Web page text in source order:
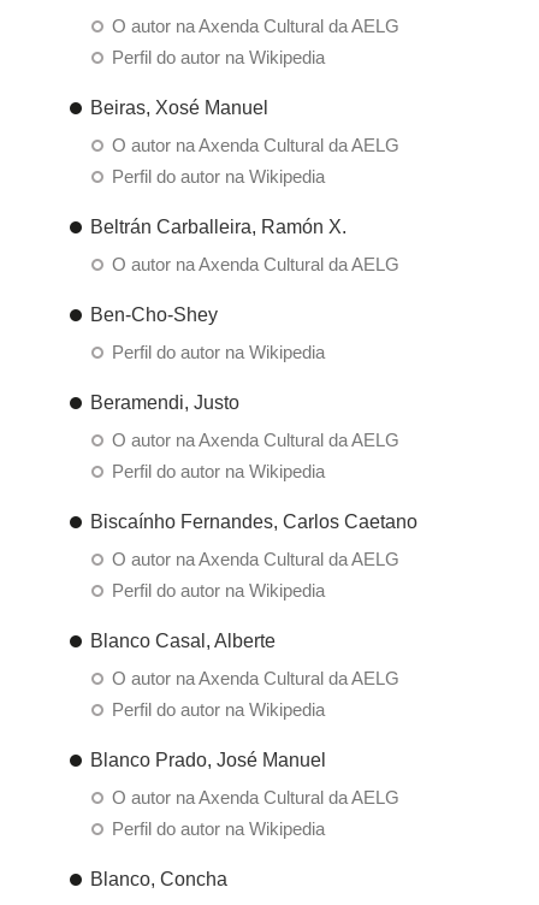
O autor na Axenda Cultural da AELG
Perfil do autor na Wikipedia
Beiras, Xosé Manuel
O autor na Axenda Cultural da AELG
Perfil do autor na Wikipedia
Beltrán Carballeira, Ramón X.
O autor na Axenda Cultural da AELG
Ben-Cho-Shey
Perfil do autor na Wikipedia
Beramendi, Justo
O autor na Axenda Cultural da AELG
Perfil do autor na Wikipedia
Biscaínho Fernandes, Carlos Caetano
O autor na Axenda Cultural da AELG
Perfil do autor na Wikipedia
Blanco Casal, Alberte
O autor na Axenda Cultural da AELG
Perfil do autor na Wikipedia
Blanco Prado, José Manuel
O autor na Axenda Cultural da AELG
Perfil do autor na Wikipedia
Blanco, Concha